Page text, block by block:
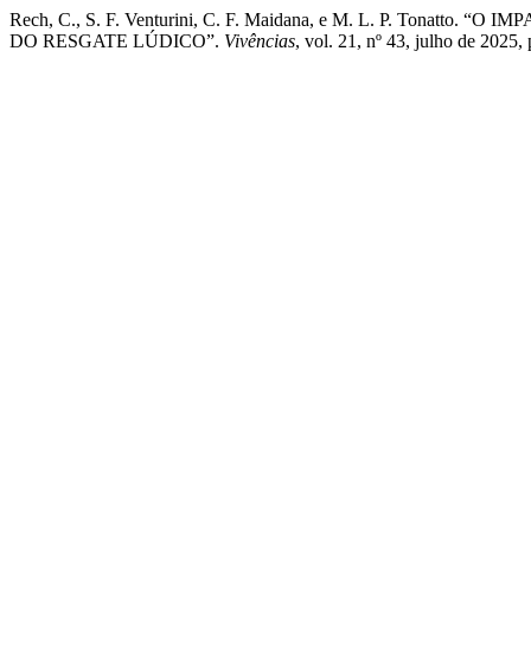
Rech, C., S. F. Venturini, C. F. Maidana, e M. L. P. Tonatto. “O
DO RESGATE LÚDICO”. Vivências, vol. 21, nº 43, julho de